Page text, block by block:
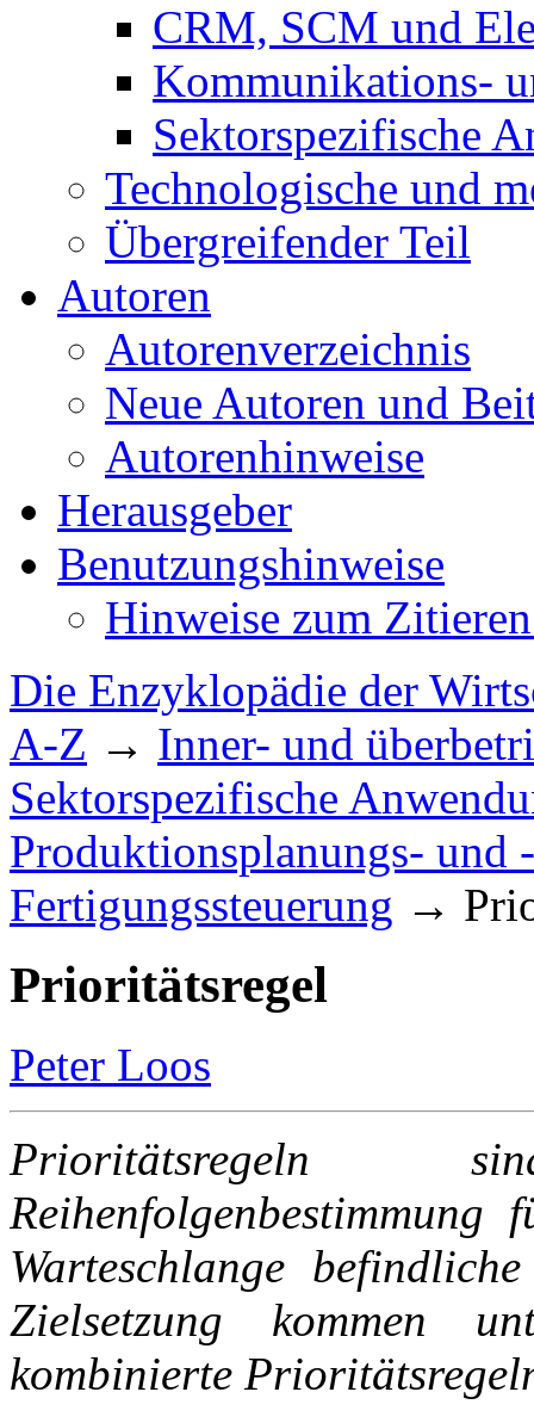
CRM, SCM und
Kommunikations-
Sektorspezifische
Technologische und
Übergreifender Teil
Autoren
Autorenverzeichnis
Neue Autoren und
Autorenhinweise
Herausgeber
Benutzungshinweise
Hinweise zum
Die Enzyklopädie der
A-Z → Inner- und
Sektorspezifische
Produktionsplanungs- und
Fertigungssteuerung →
Prioritätsregel
Peter Loos
Prioritätsregeln
Warteschlange
Zielsetzung kommen
kombinierte